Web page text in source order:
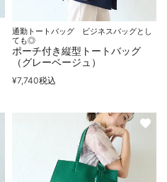
通勤トートバッグ ビジネスバッグとし
ても◎
ポーチ付き縦型トートバッグ
（グレーベージュ）
¥7,740税込